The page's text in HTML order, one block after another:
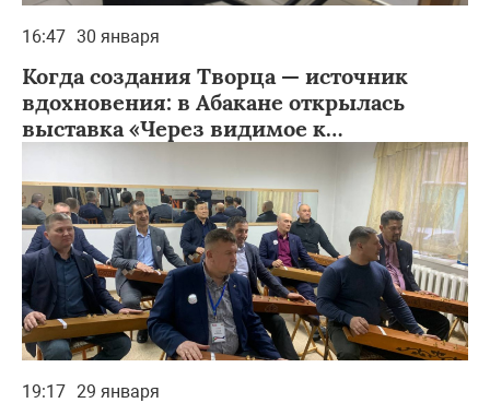
16:47 30 января
Когда создания Творца — источник
вдохновения: в Абакане открылась
выставка «Через видимое к
Невидимому»
19:17 29 января